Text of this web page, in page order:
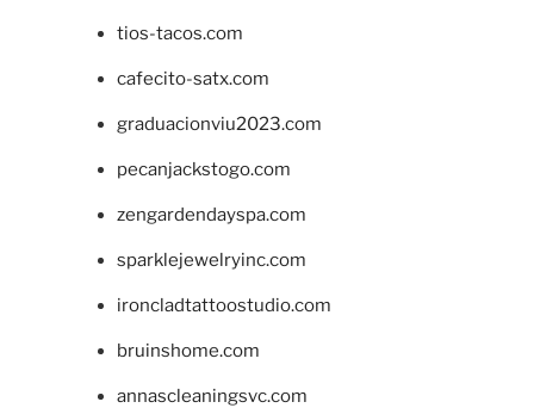
tios-tacos.com
cafecito-satx.com
graduacionviu2023.com
pecanjackstogo.com
zengardendayspa.com
sparklejewelryinc.com
ironcladtattoostudio.com
bruinshome.com
annascleaningsvc.com